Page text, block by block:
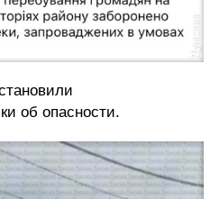
об опасности.